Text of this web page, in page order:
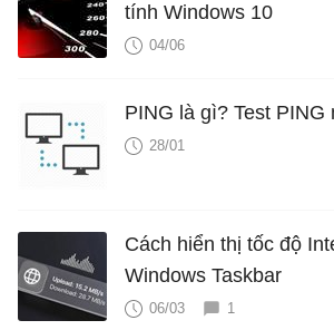
tính Windows 10
04/06
PING là gì? Test PING
28/01
Cách hiển thị tốc độ
Windows Taskbar
06/03 1